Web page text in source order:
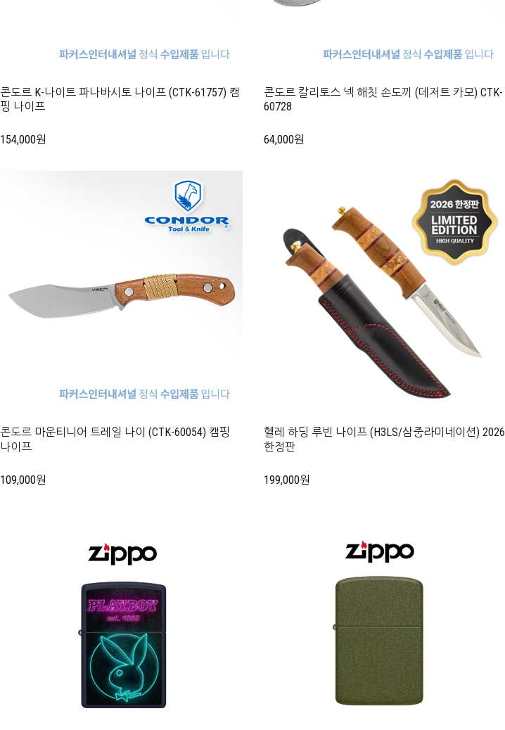
콘도르 K-나이트 파나바시토 나이프 (CTK-61757) 캠
핑 나이프
154,000원
콘도르 칼리토스 넥 해칫 손도끼 (데저트 카모) CTK-
60728
64,000원
콘도르 마운티니어 트레일 나이 (CTK-60054) 캠핑
나이프
109,000원
헬레 하딩 루빈 나이프 (H3LS/삼중라미네이션) 2026
한정판
199,000원